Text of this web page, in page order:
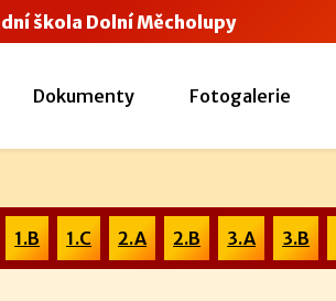
škola Dolní Měcholupy
Dokumenty Fotogalerie
1.B 1.C 2.A 2.B 3.A 3.B